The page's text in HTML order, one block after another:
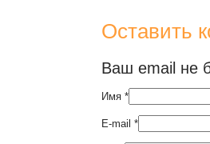
Оставить
Ваш email не
Имя *
E-mail *